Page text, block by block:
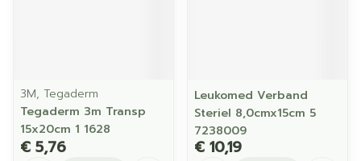
3M, Tegaderm
Tegaderm 3m Transp
15x20cm 1 1628
€ 5,76
Leukomed Verband
Steriel 8,0cmx15cm 5
7238009
€ 10,19